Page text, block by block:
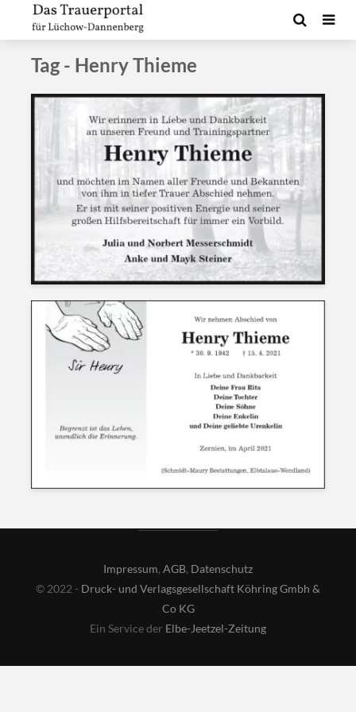
Tag - Henry Thieme
Impressum, AGB, Datenschutz
© 2022 - Druck- und Verlagsgesellschaft Köhring Gmbh &
Co KG
Ein Service der Elbe-Jeetzel-Zeitung